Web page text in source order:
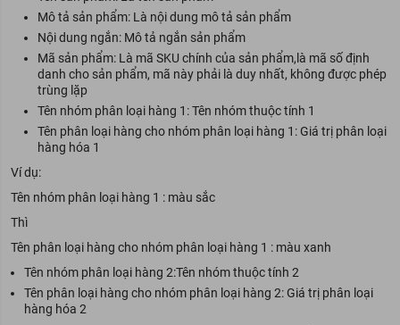
Mô tả sản phẩm: Là nội dung mô tả sản phẩm
Nội dung ngắn: Mô tả ngắn sản phẩm
Mã sản phẩm: Là mã SKU chính của sản phẩm,là mã số định
danh cho sản phẩm, mã này phải là duy nhất, không được phép
trùng lặp
Tên nhóm phân loại hàng 1: Tên nhóm thuộc tính 1
Tên phân loại hàng cho nhóm phân loại hàng 1: Giá trị phân loại
hàng hóa 1
Ví dụ:
Tên nhóm phân loại hàng 1 : màu sắc
Thì
Tên phân loại hàng cho nhóm phân loại hàng 1 : màu xanh
Tên nhóm phân loại hàng 2:Tên nhóm thuộc tính 2
Tên phân loại hàng cho nhóm phân loại hàng 2: Giá trị phân loại
hàng hóa 2